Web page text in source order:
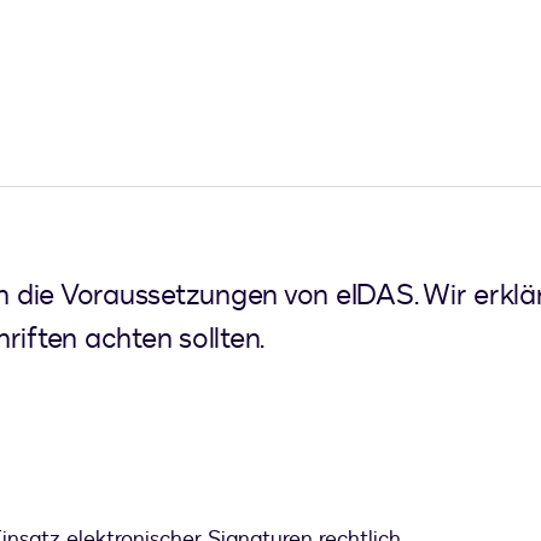
Voraussetzungen von eIDAS. Wir
achten sollten.